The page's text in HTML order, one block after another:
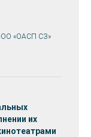
ООО «ОАСП СЗ»
их